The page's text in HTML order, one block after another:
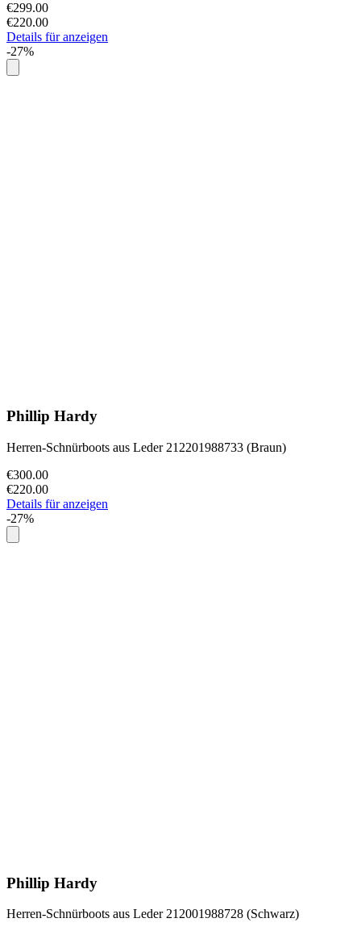
€299.00
€220.00
Details für anzeigen
-27%
Phillip Hardy
Herren-Schnürboots aus Leder 212201988733 (Braun)
€300.00
€220.00
Details für anzeigen
-27%
Phillip Hardy
Herren-Schnürboots aus Leder 212001988728 (Schwarz)